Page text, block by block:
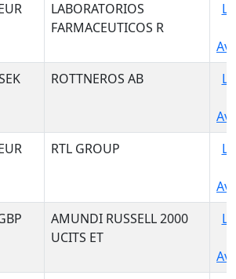
LABORATORIOS
FARMACEUTICOS R
ROTTNEROS AB
RTL GROUP
AMUNDI RUSSELL 2000
UCITS ET